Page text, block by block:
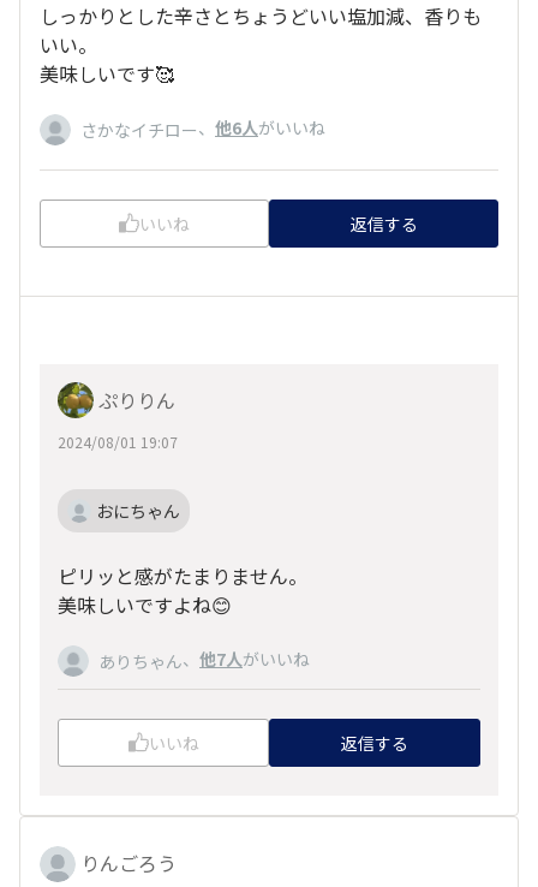
しっかりとした辛さとちょうどいい塩加減、香りも
いい。
美味しいです🥰
さかなイチロー、 他6人がいいね
いいね 返信する
ぷりりん
2024/08/01 19:07
おにちゃん
ピリッと感がたまりません。
美味しいですよね😊
ありちゃん、 他7人がいいね
いいね 返信する
りんごろう